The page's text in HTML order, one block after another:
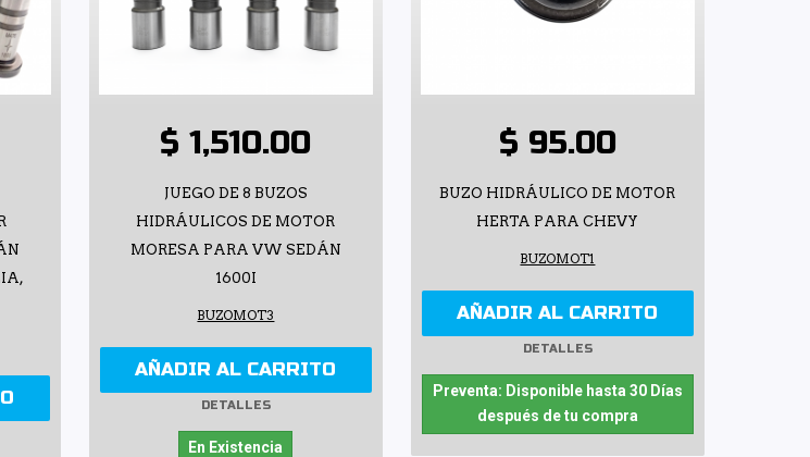
$ 1,510.00
JUEGO DE 8 BUZOS
HIDRÁULICOS DE MOTOR
MORESA PARA VW SEDÁN
1600I
BUZOMOT3
AÑADIR AL CARRITO
DETALLES
En Existencia
$ 95.00
BUZO HIDRÁULICO DE MOTOR
HERTA PARA CHEVY
BUZOMOT1
AÑADIR AL CARRITO
DETALLES
Preventa: Disponible hasta 30 Días
después de tu compra